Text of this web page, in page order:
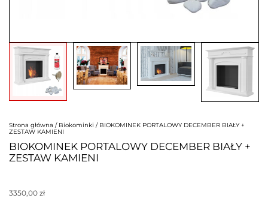
Strona główna / Biokominki / BIOKOMINEK PORTALOWY DECEMBER BIAŁY +
ZESTAW KAMIENI
BIOKOMINEK PORTALOWY DECEMBER BIAŁY +
ZESTAW KAMIENI
3350,00 zł